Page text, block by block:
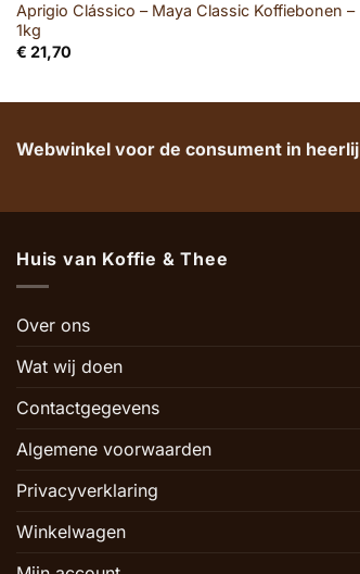
Aprigio Clássico – Maya Classic Koffiebonen –
1kg
€ 21,70
Webwinkel voor de consument in
Huis van Koffie & Thee
Over ons
Wat wij doen
Contactgegevens
Algemene voorwaarden
Privacyverklaring
Winkelwagen